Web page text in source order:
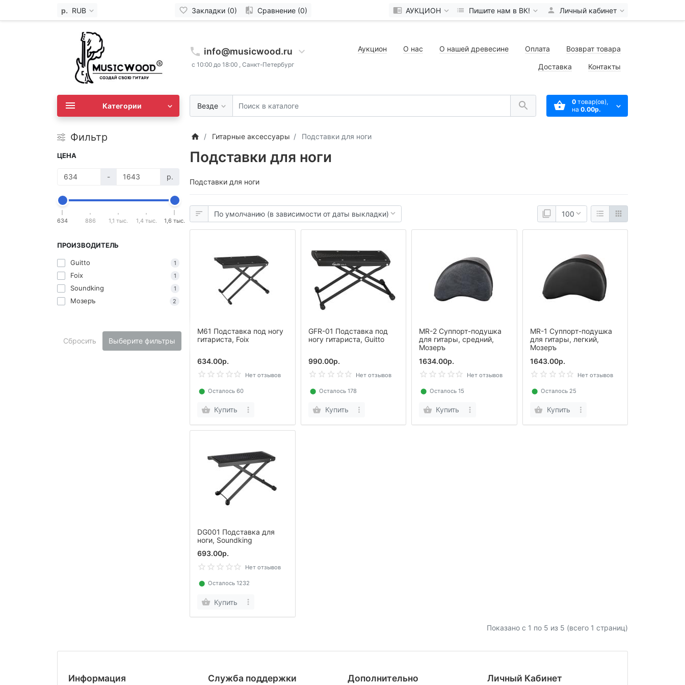
р. RUB Закладки (0) Сравнение (0) АУКЦИОН Пишите нам в ВК! Личный кабинет
info@musicwood.ru
с 10:00 до 18:00 , Санкт-Петербург
Аукцион О нас О нашей древесине Оплата Возврат товара
Доставка Контакты
Везде 0 товар(ов),
на 0.00р.
Категории
Фильтр
ЦЕНА
- р.
634 886 1,1 тыс. 1,4 тыс. 1,6 тыс.
ПРОИЗВОДИТЕЛЬ
Guitto 1
Foix 1
Soundking 1
Мозеръ 2
Сбросить Выберите фильтры
Гитарные аксессуары Подставки для ноги
Подставки для ноги
Подставки для ноги
M61 Подставка под ногу
гитариста, Foix
634.00р.
Нет отзывов
⬤ Осталось 60
Купить
GFR-01 Подставка под
ногу гитариста, Guitto
990.00р.
Нет отзывов
⬤ Осталось 178
Купить
MR-2 Суппорт-подушка
для гитары, средний,
Мозеръ
1634.00р.
Нет отзывов
⬤ Осталось 15
Купить
MR-1 Суппорт-подушка
для гитары, легкий,
Мозеръ
1643.00р.
Нет отзывов
⬤ Осталось 25
Купить
DG001 Подставка для
ноги, Soundking
693.00р.
Нет отзывов
⬤ Осталось 1232
Купить
Показано с 1 по 5 из 5 (всего 1 страниц)
Информация Служба поддержки Дополнительно Личный Кабинет